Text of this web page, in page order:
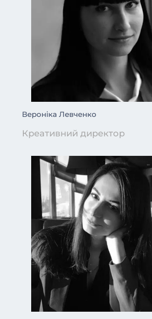
Вероніка Левченко
Креативний директор